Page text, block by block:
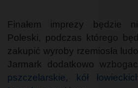
Finałem imprezy będzie
Poleski, podczas którego
zakupić wyroby rzemiosła
Jarmark dodatkowo
pszczelarskie, kół